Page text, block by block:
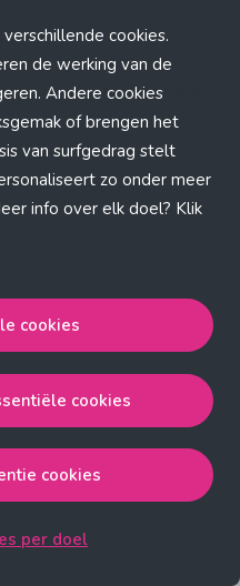
cookies.
de werking van de
Andere cookies
of brengen het
van surfgedrag stelt
zo onder meer
info over elk doel? Klik
met de strict
en advertentie
gaat akkoord met de strict
cookies
cookies
cookies
per doel
has occurred (see the